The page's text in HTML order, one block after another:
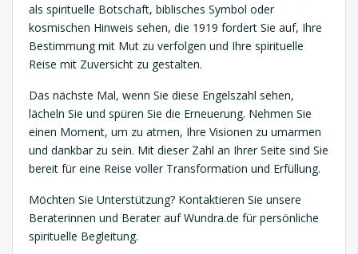
als spirituelle Botschaft, biblisches Symbol oder
kosmischen Hinweis sehen, die 1919 fordert Sie auf, Ihre
Bestimmung mit Mut zu verfolgen und Ihre spirituelle
Reise mit Zuversicht zu gestalten.
Das nächste Mal, wenn Sie diese Engelszahl sehen,
lächeln Sie und spüren Sie die Erneuerung. Nehmen Sie
einen Moment, um zu atmen, Ihre Visionen zu umarmen
und dankbar zu sein. Mit dieser Zahl an Ihrer Seite sind Sie
bereit für eine Reise voller Transformation und Erfüllung.
Möchten Sie Unterstützung? Kontaktieren Sie unsere
Beraterinnen und Berater auf Wundra.de für persönliche
spirituelle Begleitung.